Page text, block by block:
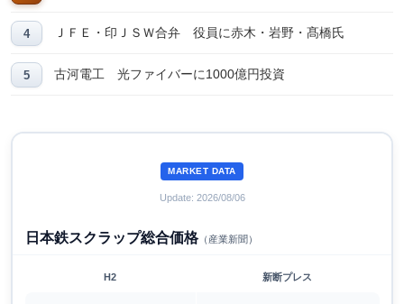
ＪＦＥ・印ＪＳＷ合弁 役員に赤木・岩野・髙橋氏
古河電工 光ファイバーに1000億円投資
MARKET DATA
Update: 2026/08/06
日本鉄スクラップ総合価格（産業新聞）
H2 新断プレス